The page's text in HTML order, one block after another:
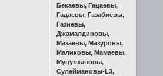
Бекаевы, Гацаевы,
Гадаевы, Газабиевы,
Газиевы,
Джамалдиновы,
Мазаевы, Мазуровы,
Маликовы, Мамаевы,
Муцулхановы,
Сулеймановы-L3,